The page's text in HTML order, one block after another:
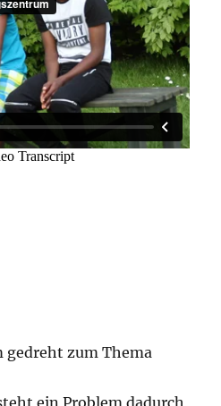
gedreht zum Thema